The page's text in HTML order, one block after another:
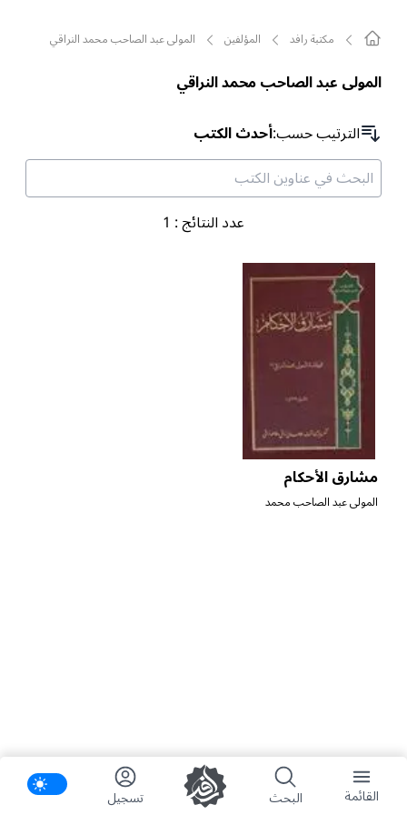
القائمة البحث تسجیل
مکتبة رافد المؤلفين المولى عبد الصاحب محمد النراقي
المولى عبد الصاحب محمد النراقي
الترتیب حسب:أحدث الكتب
عدد النتائج:
1
مشارق الأحكام
المولى عبد الصاحب محمد